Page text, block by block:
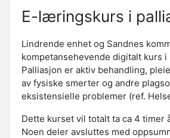
E-læringskurs i
Lindrende enhet og Sandnes
kompetansehevende digitalt kurs
Palliasjon er aktiv behandling,
av fysiske smerter og andre
eksistensielle problemer (ref.
Dette kurset vil totalt ta ca 4 timer
Noen deler avsluttes med